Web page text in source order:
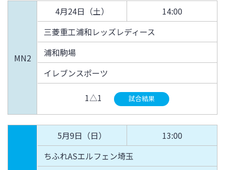
MN2
4月24日（土）
14:00
三菱重工浦和レッズレディース
浦和駒場
イレブンスポーツ
1△1 試合結果
5月9日（日）
13:00
ちふれASエルフェン埼玉